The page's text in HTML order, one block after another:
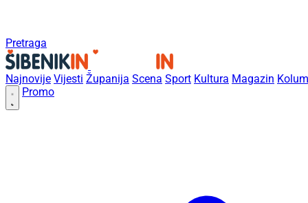
Pretraga
Najnovije Vijesti Županija Scena Sport Kultura Magazin
Promo